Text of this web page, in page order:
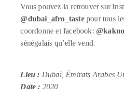
Vous pouvez la retrouver sur
@dubai_afro_tastepour tous
coordonne et facebook:
sénégalais qu’elle vend.
Lieu : Dubaï, Émirats Arabes
Date : 2020